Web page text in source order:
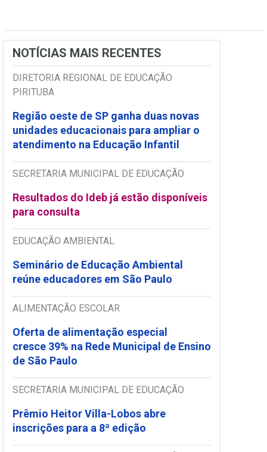
NOTÍCIAS MAIS RECENTES
DIRETORIA REGIONAL DE EDUCAÇÃO
PIRITUBA
Região oeste de SP ganha duas novas
unidades educacionais para ampliar o
atendimento na Educação Infantil
SECRETARIA MUNICIPAL DE EDUCAÇÃO
Resultados do Ideb já estão disponíveis
para consulta
EDUCAÇÃO AMBIENTAL
Seminário de Educação Ambiental
reúne educadores em São Paulo
ALIMENTAÇÃO ESCOLAR
Oferta de alimentação especial
cresce 39% na Rede Municipal de Ensino
de São Paulo
SECRETARIA MUNICIPAL DE EDUCAÇÃO
Prêmio Heitor Villa-Lobos abre
inscrições para a 8ª edição